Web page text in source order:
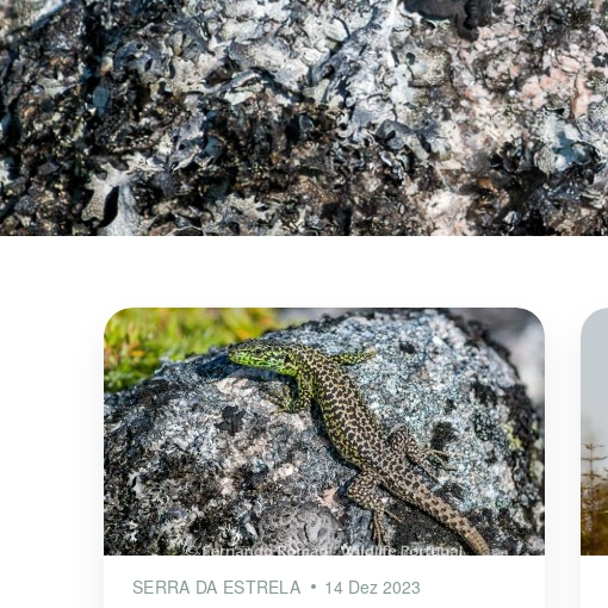
SERRA DA ESTRELA 14 Dez 2023